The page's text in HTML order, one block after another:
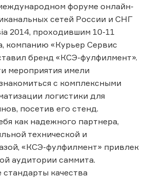
форуме онлайн-
сетей России и СНГ
2014, проходившим 10-11
компанию «Курьер Сервис
бренд «КСЭ-фулфилмент».
мероприятия имели
с комплексными
логистики для
посетив его стенд.
как надежного партнера,
технической и
«КСЭ-фулфилмент» привлек
аудитории саммита.
качества